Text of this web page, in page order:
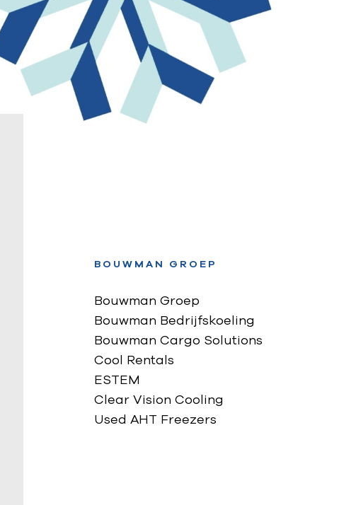
BOUWMAN GROEP
Bouwman Groep
Bouwman Bedrijfskoeling
Bouwman Cargo Solutions
Cool Rentals
ESTEM
Clear Vision Cooling
Used AHT Freezers